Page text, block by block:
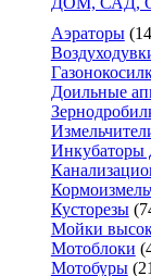
Аэраторы
Доильные
Инкубаторы
Кусторезы
Мойки
Мотоблоки
Мотобуры